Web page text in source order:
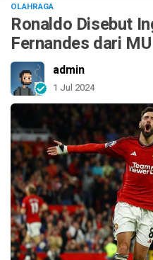
OLAHRAGA
Ronaldo Disebut
Fernandes dari MU
admin
1 Jul 2024